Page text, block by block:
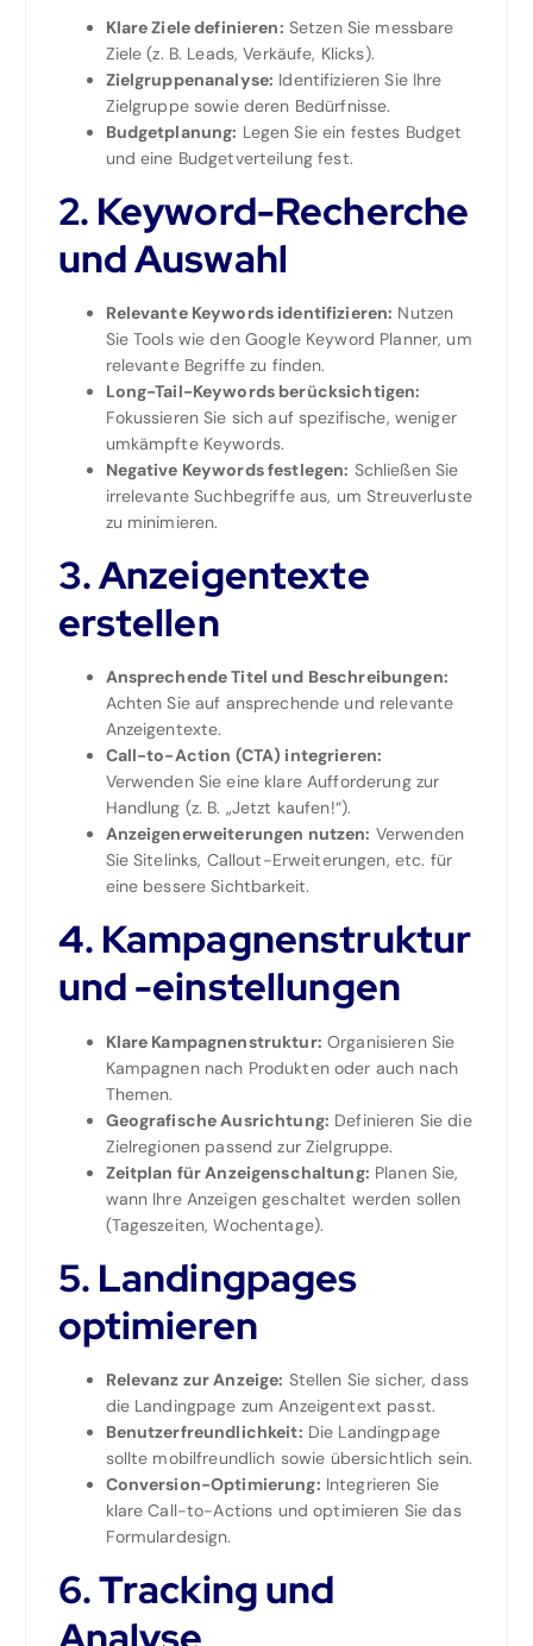
Klare Ziele definieren: Setzen Sie messbare
Ziele (z. B. Leads, Verkäufe, Klicks).
Zielgruppenanalyse: Identifizieren Sie Ihre
Zielgruppe sowie deren Bedürfnisse.
Budgetplanung: Legen Sie ein festes Budget
und eine Budgetverteilung fest.
2. Keyword-Recherche
und Auswahl
Relevante Keywords identifizieren: Nutzen
Sie Tools wie den Google Keyword Planner, um
relevante Begriffe zu finden.
Long-Tail-Keywords berücksichtigen:
Fokussieren Sie sich auf spezifische, weniger
umkämpfte Keywords.
Negative Keywords festlegen: Schließen Sie
irrelevante Suchbegriffe aus, um Streuverluste
zu minimieren.
3. Anzeigentexte
erstellen
Ansprechende Titel und Beschreibungen:
Achten Sie auf ansprechende und relevante
Anzeigentexte.
Call-to-Action (CTA) integrieren:
Verwenden Sie eine klare Aufforderung zur
Handlung (z. B. „Jetzt kaufen!“).
Anzeigenerweiterungen nutzen: Verwenden
Sie Sitelinks, Callout-Erweiterungen, etc. für
eine bessere Sichtbarkeit.
4. Kampagnenstruktur
und -einstellungen
Klare Kampagnenstruktur: Organisieren Sie
Kampagnen nach Produkten oder auch nach
Themen.
Geografische Ausrichtung: Definieren Sie die
Zielregionen passend zur Zielgruppe.
Zeitplan für Anzeigenschaltung: Planen Sie,
wann Ihre Anzeigen geschaltet werden sollen
(Tageszeiten, Wochentage).
5. Landingpages
optimieren
Relevanz zur Anzeige: Stellen Sie sicher, dass
die Landingpage zum Anzeigentext passt.
Benutzerfreundlichkeit: Die Landingpage
sollte mobilfreundlich sowie übersichtlich sein.
Conversion-Optimierung: Integrieren Sie
klare Call-to-Actions und optimieren Sie das
Formulardesign.
6. Tracking und